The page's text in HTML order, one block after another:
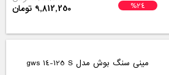
مینی سنگ متابو مدل w 19-180 quick
w 19-180 quick